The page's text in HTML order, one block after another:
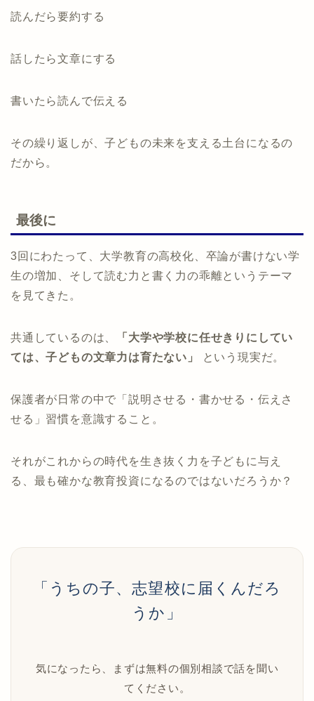
読んだら要約する
話したら文章にする
書いたら読んで伝える
その繰り返しが、子どもの未来を支える土台になるの
だから。
最後に
3回にわたって、大学教育の高校化、卒論が書けない学
生の増加、そして読む力と書く力の乖離というテーマ
を見てきた。
共通しているのは、
「大学や学校に任せきりにしてい
ては、子どもの文章力は育たない」
という現実だ。
保護者が日常の中で「説明させる・書かせる・伝えさ
せる」習慣を意識すること。
それがこれからの時代を生き抜く力を子どもに与え
る、最も確かな教育投資になるのではないだろうか？
「うちの子、志望校に届くんだろ
うか」
気になったら、まずは無料の個別相談で話を聞い
てください。